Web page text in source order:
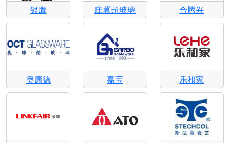
银鹰 庄冀超玻璃 合腾兴
奥康德 嘉宝 乐和家